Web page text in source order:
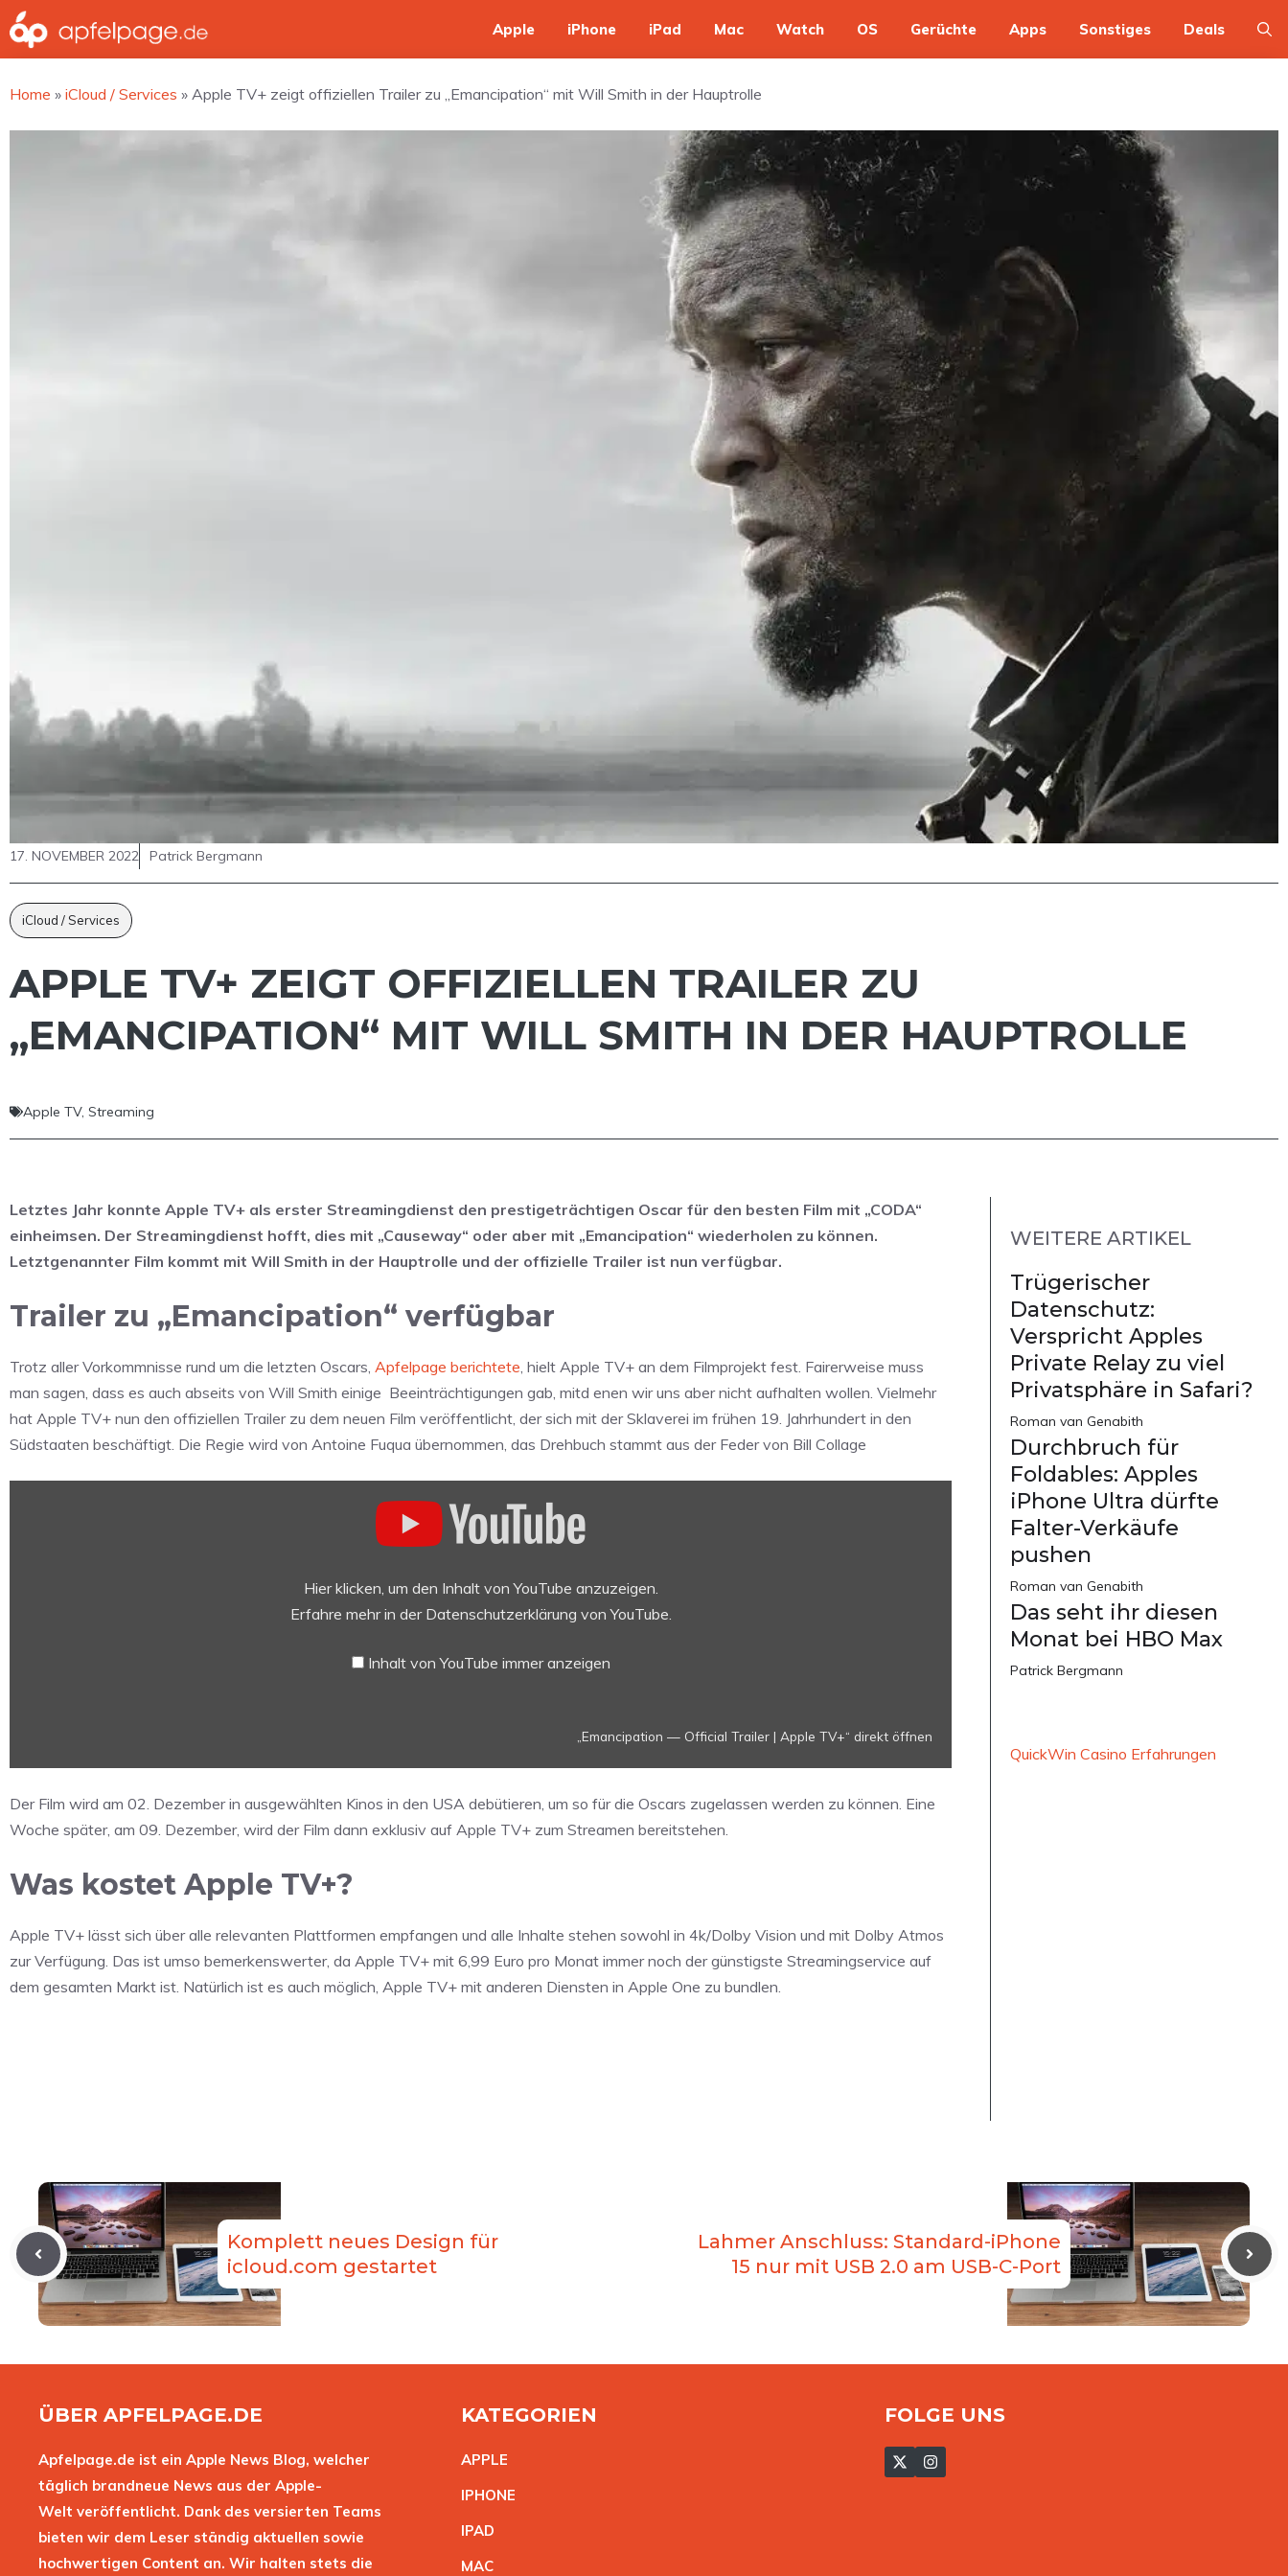
Zum
Inhalt
springen
Apple iPhone iPad Mac Watch OS Gerüchte Apps Sonstiges Deals
Home » iCloud / Services » Apple TV+ zeigt offiziellen Trailer zu „Emancipation“ mit Will Smith in der Hauptrolle
17. NOVEMBER 2022 Patrick Bergmann
iCloud / Services
APPLE TV+ ZEIGT OFFIZIELLEN TRAILER ZU
„EMANCIPATION“ MIT WILL SMITH IN DER HAUPTROLLE
Apple TV, Streaming
Letztes Jahr konnte Apple TV+ als erster Streamingdienst den prestigeträchtigen Oscar für den besten Film mit „CODA“
einheimsen. Der Streamingdienst hofft, dies mit „Causeway“ oder aber mit „Emancipation“ wiederholen zu können.
Letztgenannter Film kommt mit Will Smith in der Hauptrolle und der offizielle Trailer ist nun verfügbar.
Trailer zu „Emancipation“ verfügbar
Trotz aller Vorkommnisse rund um die letzten Oscars, Apfelpage berichtete , hielt Apple TV+ an dem Filmprojekt fest. Fairerweise muss
man sagen, dass es auch abseits von Will Smith einige Beeinträchtigungen gab, mitd enen wir uns aber nicht aufhalten wollen. Vielmehr
hat Apple TV+ nun den offiziellen Trailer zu dem neuen Film veröffentlicht, der sich mit der Sklaverei im frühen 19. Jahrhundert in den
Südstaaten beschäftigt. Die Regie wird von Antoine Fuqua übernommen, das Drehbuch stammt aus der Feder von Bill Collage
Hier klicken, um den Inhalt von YouTube anzuzeigen.
Erfahre mehr in der Datenschutzerklärung von YouTube
Inhalt von YouTube immer anzeigen
„Emancipation — Official Trailer | Apple TV+“ direkt öffnen
Der Film wird am 02. Dezember in ausgewählten Kinos in den USA debütieren, um so für die Oscars zugelassen werden zu können. Eine
Woche später, am 09. Dezember, wird der Film dann exklusiv auf Apple TV+ zum Streamen bereitstehen.
Was kostet Apple TV+?
Apple TV+ lässt sich über alle relevanten Plattformen empfangen und alle Inhalte stehen sowohl in 4k/Dolby Vision und mit Dolby Atmos
zur Verfügung. Das ist umso bemerkenswerter, da Apple TV+ mit 6,99 Euro pro Monat immer noch der günstigste Streamingservice auf
dem gesamten Markt ist. Natürlich ist es auch möglich, Apple TV+ mit anderen Diensten in Apple One zu bundlen.
WEITERE ARTIKEL
Trügerischer
Datenschutz:
Verspricht Apples
Private Relay zu viel
Privatsphäre in Safari?
Roman van Genabith
Durchbruch für
Foldables: Apples
iPhone Ultra dürfte
Falter-Verkäufe
pushen
Roman van Genabith
Das seht ihr diesen
Monat bei HBO Max
Patrick Bergmann
QuickWin Casino Erfahrungen
Komplett neues Design für
icloud.com gestartet
Lahmer Anschluss: Standard-iPhone
15 nur mit USB 2.0 am USB-C-Port
ÜBER APFELPAGE.DE
Apfelpage.de ist ein Apple News Blog, welcher
täglich brandneue News aus der Apple-
Welt veröffentlicht. Dank des versierten Teams
bieten wir dem Leser ständig aktuellen sowie
hochwertigen Content an. Wir halten stets die
KATEGORIEN
APPLE
IPHONE
IPAD
MAC
FOLGE UNS